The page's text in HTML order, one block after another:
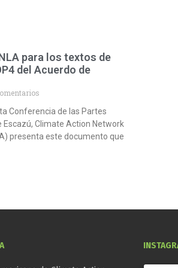
para los textos de
del Acuerdo de
Conferencia de las Partes
Escazú, Climate Action Network
presenta este documento que